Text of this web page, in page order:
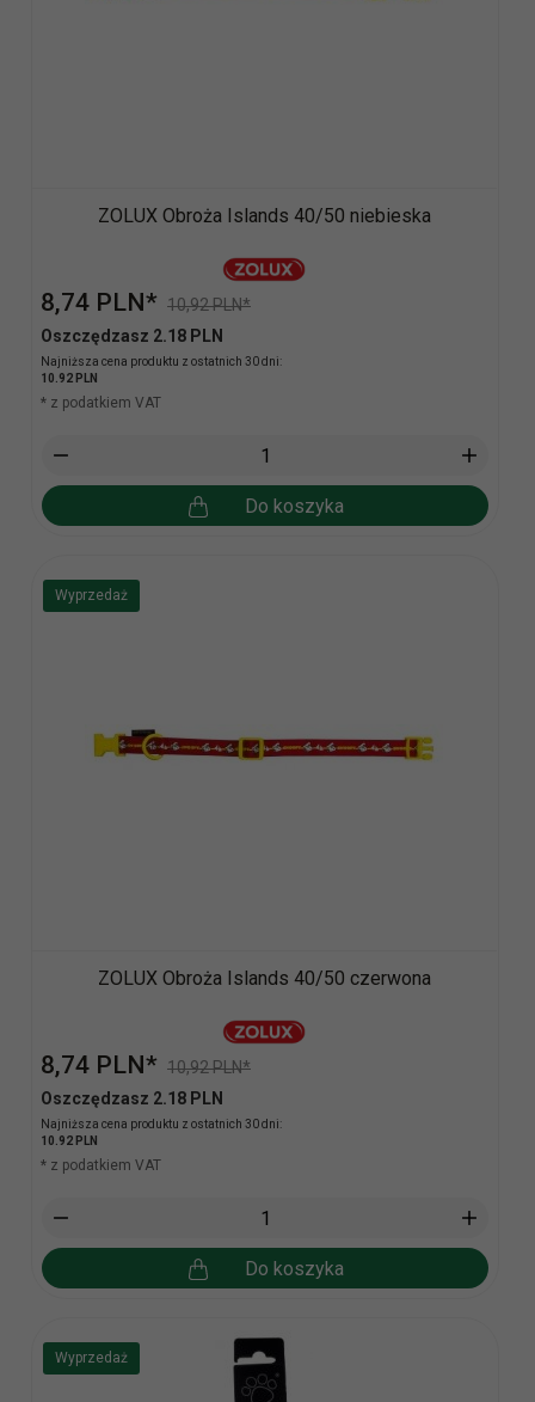
ZOLUX Obroża Islands 40/50 niebieska
8,74 PLN* 10,92 PLN*
Oszczędzasz 2.18 PLN
Najniższa cena produktu z ostatnich 30 dni:
10.92 PLN
* z podatkiem VAT
Do koszyka
Wyprzedaż
ZOLUX Obroża Islands 40/50 czerwona
8,74 PLN* 10,92 PLN*
Oszczędzasz 2.18 PLN
Najniższa cena produktu z ostatnich 30 dni:
10.92 PLN
* z podatkiem VAT
Do koszyka
Wyprzedaż